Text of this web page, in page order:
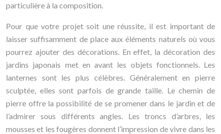
particulière à la composition.
Pour que votre projet soit une réussite, il est important de
laisser suffisamment de place aux éléments naturels où vous
pourrez ajouter des décorations. En effet, la décoration des
jardins japonais met en avant les objets fonctionnels. Les
lanternes sont les plus célèbres. Généralement en pierre
sculptée, elles sont parfois de grande taille. Le chemin de
pierre offre la possibilité de se promener dans le jardin et de
l’admirer sous différents angles. Les troncs d’arbres, les
mousses et les fougères donnent l’impression de vivre dans les